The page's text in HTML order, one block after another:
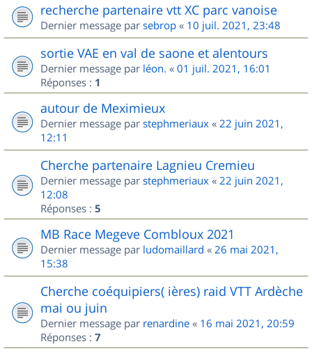
recherche partenaire vtt XC parc vanoise
Dernier message par sebrop « 10 juil. 2021, 23:48
sortie VAE en val de saone et alentours
Dernier message par léon. « 01 juil. 2021, 16:01
Réponses : 1
autour de Meximieux
Dernier message par stephmeriaux « 22 juin 2021,
12:11
Cherche partenaire Lagnieu Cremieu
Dernier message par stephmeriaux « 22 juin 2021,
12:08
Réponses : 5
MB Race Megeve Combloux 2021
Dernier message par ludomaillard « 26 mai 2021,
15:38
Cherche coéquipiers( ières) raid VTT Ardèche
mai ou juin
Dernier message par renardine « 16 mai 2021, 20:59
Réponses : 7